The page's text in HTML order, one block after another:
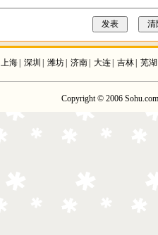
上海 深圳 潍坊 济南 大连 吉林 芜湖
Copyright © 2006